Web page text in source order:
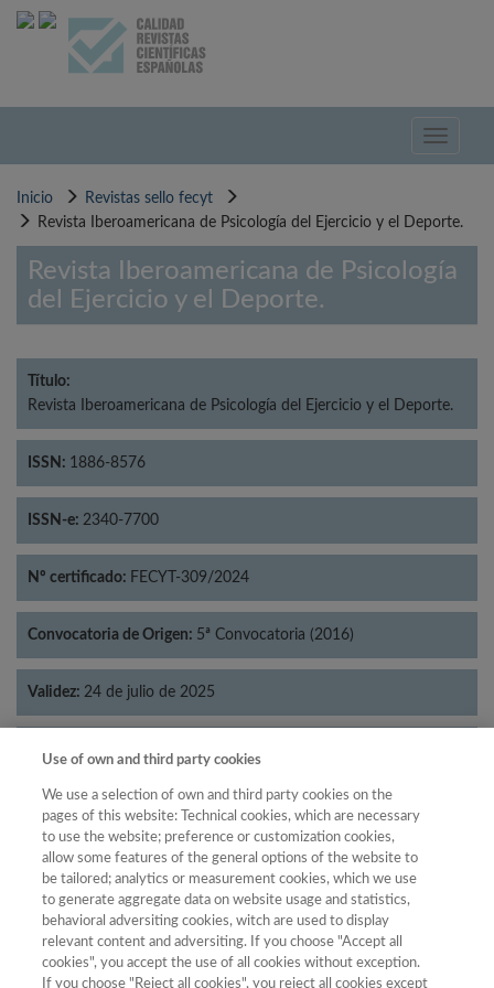
Pasar
Toggle
Inicio
Revistas sello fecyt
Revista Iberoamericana de Psicología del Ejercicio y el Deporte.
Revista Iberoamericana de Psicología
del Ejercicio y el Deporte.
Título:
Revista Iberoamericana de Psicología del Ejercicio y el Deporte.
ISSN: 1886-8576
ISSN-e: 2340-7700
Nº certificado: FECYT-309/2024
Convocatoria de Origen: 5ª Convocatoria (2016)
Validez: 24 de julio de 2025
Categorías: Psicología
Año
Año Filtrar
Use of own and third party cookies
We use a selection of own and third party cookies on the
pages of this website: Technical cookies, which are necessary
to use the website; preference or customization cookies,
allow some features of the general options of the website to
be tailored; analytics or measurement cookies, which we use
to generate aggregate data on website usage and statistics,
behavioral adversiting cookies, witch are used to display
relevant content and adversiting. If you choose "Accept all
cookies", you accept the use of all cookies without exception.
If you choose "Reject all cookies", you reject all cookies except